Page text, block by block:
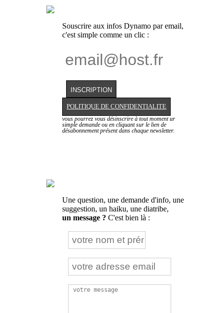
Souscrire aux infos Dynamo par email,
c'est simple comme un clic :
POLITIQUE DE CONFIDENTIALITE
vous pourrez vous désinscrire à tout moment ur
simple demande ou en cliquant sur le lien de
désabonnement présent dans chaque newsletter.
Une question, une demande d'info, une
suggestion, un haiku, une diatribe,
un message ? C'est bien là :